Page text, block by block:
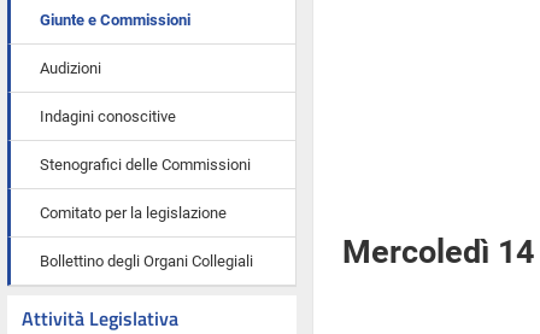
Giunte e Commissioni
Audizioni
Indagini conoscitive
Stenografici delle Commissioni
Comitato per la legislazione
Bollettino degli Organi Collegiali
Attività Legislativa
Mercoledì